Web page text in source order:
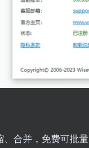
合并，免费可批量